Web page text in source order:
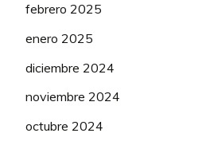
febrero 2025
enero 2025
diciembre 2024
noviembre 2024
octubre 2024